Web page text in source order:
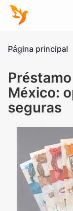
Página principal
México:
seguras